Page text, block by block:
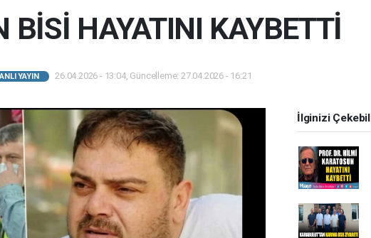
BİSİ HAYATINI KAYBETTİ
YAYIN 26.04.2026 - 13:04, Güncelleme: 27.04.2026 - 16:21
İlginizi